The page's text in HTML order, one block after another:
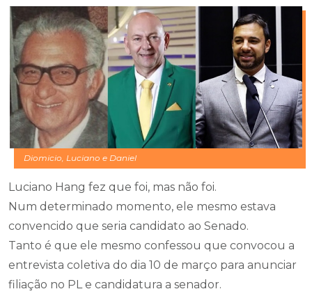
Diomicio, Luciano e Daniel
Luciano Hang fez que foi, mas não foi.
Num determinado momento, ele mesmo estava
convencido que seria candidato ao Senado.
Tanto é que ele mesmo confessou que convocou a
entrevista coletiva do dia 10 de março para anunciar
filiação no PL e candidatura a senador.